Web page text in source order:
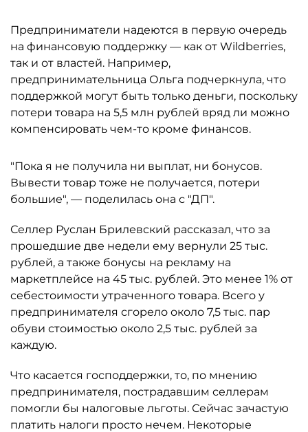
Предприниматели надеются в первую очередь
на финансовую поддержку — как от Wildberries,
так и от властей. Например,
предпринимательница Ольга подчеркнула, что
поддержкой могут быть только деньги, поскольку
потери товара на 5,5 млн рублей вряд ли можно
компенсировать чем-то кроме финансов.
"Пока я не получила ни выплат, ни бонусов.
Вывести товар тоже не получается, потери
большие", — поделилась она с "ДП".
Селлер Руслан Брилевский рассказал, что за
прошедшие две недели ему вернули 25 тыс.
рублей, а также бонусы на рекламу на
маркетплейсе на 45 тыс. рублей. Это менее 1% от
себестоимости утраченного товара. Всего у
предпринимателя сгорело около 7,5 тыс. пар
обуви стоимостью около 2,5 тыс. рублей за
каждую.
Что касается господдержки, то, по мнению
предпринимателя, пострадавшим селлерам
помогли бы налоговые льготы. Сейчас зачастую
платить налоги просто нечем. Некоторые